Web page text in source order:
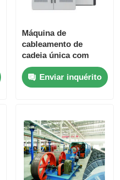
Máquina de
cableamento de
cadeia única com
controlo automático
da tensão para fios
de aço grandes
Enviar inquérito